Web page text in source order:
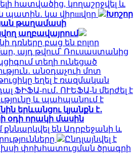
հատվածից, կողաշրջվել և
կա վիրшվոր
Խոշոր
թաղամասի
աղբավայրում
բաց են բոլոր
այդ թվում՝ Ռուսաստանից
տեղի ունեցած
անօդաչուի մոտ
եղել է ռազմական
ՖԻՖԱ-ում․ ՈՒԵՖԱ-ն մերժել է
և պահպանում է
երևանցու կյանքն է․
օդի որակի մասին
քննարկվել են Ադրբեջանի և
Ընդլայնվել է
փոխհատուցման ծրագրի